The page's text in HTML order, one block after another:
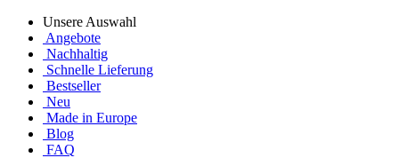
Unsere Auswahl
Angebote
Nachhaltig
Schnelle Lieferung
Bestseller
Neu
Made in Europe
Blog
FAQ